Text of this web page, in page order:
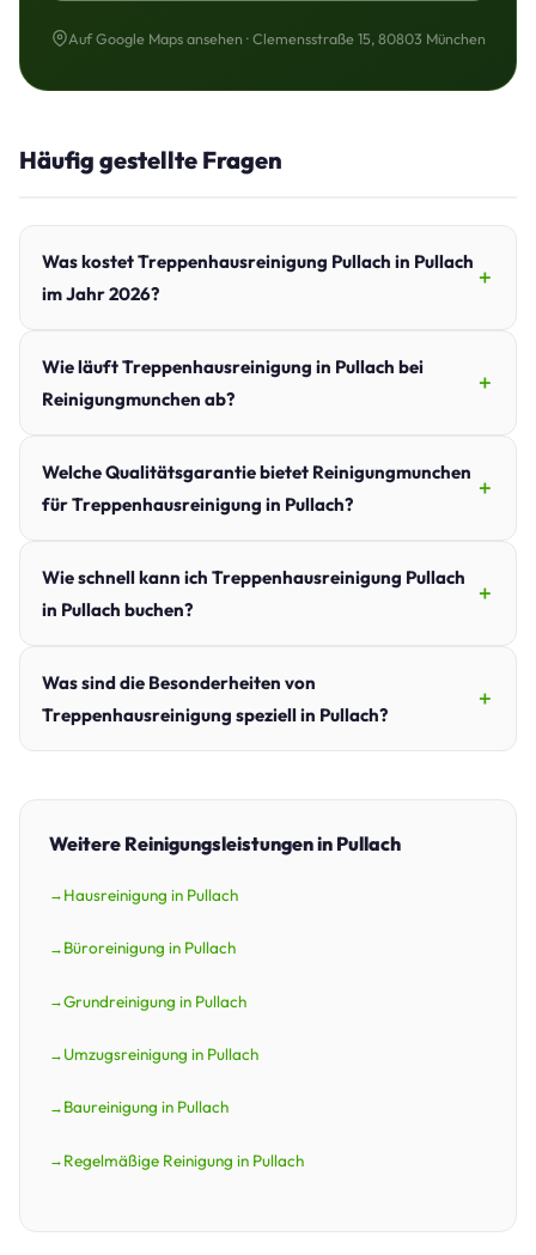
Auf Google Maps ansehen · Clemensstraße 15, 80803 München
Häufig gestellte Fragen
Was kostet Treppenhausreinigung Pullach in Pullach
im Jahr 2026?
Wie läuft Treppenhausreinigung in Pullach bei
Reinigungmunchen ab?
Welche Qualitätsgarantie bietet Reinigungmunchen
für Treppenhausreinigung in Pullach?
Wie schnell kann ich Treppenhausreinigung Pullach
in Pullach buchen?
Was sind die Besonderheiten von
Treppenhausreinigung speziell in Pullach?
Weitere Reinigungsleistungen in Pullach
Hausreinigung in Pullach
Büroreinigung in Pullach
Grundreinigung in Pullach
Umzugsreinigung in Pullach
Baureinigung in Pullach
Regelmäßige Reinigung in Pullach